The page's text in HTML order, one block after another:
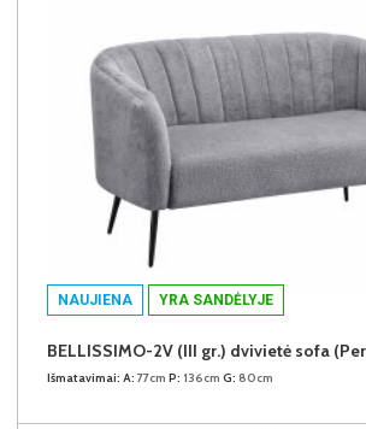
NAUJIENA YRA SANDĖLYJE
Išmatavimai: A: 77cm P: 136cm G: 80cm